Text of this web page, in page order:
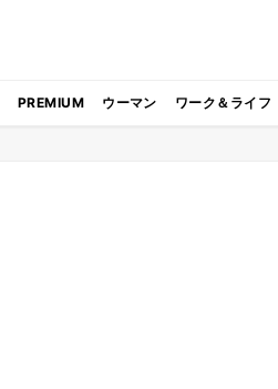
PREMIUM ウーマン ワーク＆ライフ